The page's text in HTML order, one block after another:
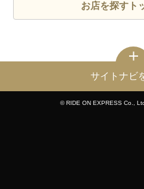
お店を探すト
サイトナビ
© RIDE ON EXPRESS Co.,